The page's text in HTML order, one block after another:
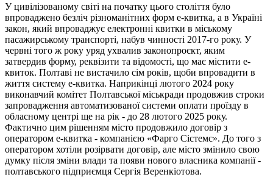
У цивілізованому світі на початку цього століття було
впроваджено безліч різноманітних форм е-квитка, а в Україні
закон, який впроваджує електронні квитки в міському
пасажирському транспорті, набув чинності 2017-го року. У
червні того ж року уряд ухвалив законопроєкт, яким
затвердив форму, реквізити та відомості, що має містити е-
квиток. Полтаві не вистачило сім років, щоби впровадити в
життя систему е-квитка. Наприкінці лютого 2024 року
виконавчий комітет Полтавської міськради продовжив строки
запровадження автоматизованої системи оплати проїзду в
обласному центрі ще на рік - до 28 лютого 2025 року.
Фактично цим рішенням місто продовжило договір з
оператором е-квитка - компанією «Фарго Сістемс». До того з
оператором хотіли розірвати договір, але місто змінило свою
думку після зміни влади та появи нового власника компанії -
полтавського підприємця Сергія Веренкіотова.